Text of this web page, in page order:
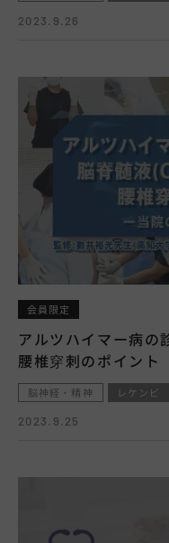
2023.9.26
会員限定
アルツハイマー病の
腰椎穿刺のポイント
脳神経・精神
レケンビ
2023.9.25